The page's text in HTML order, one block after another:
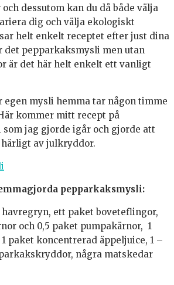
dessutom kan du då både välja
dig och välja ekologiskt
helt enkelt receptet efter just dina
det pepparkaksmysli men utan
är det här helt enkelt ett vanligt
mysli hemma tar någon timme
kommer mitt recept på
jag gjorde igår och gjorde att
av julkryddor.
pepparkaksmysli:
ett paket boveteflingor,
och 0,5 paket pumpakärnor, 1
paket koncentrerad äppeljuice, 1 –
några matskedar